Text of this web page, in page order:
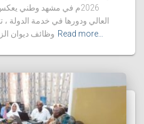
2026م في مشهد وطني
العالي ودورها في خدمة الدولة ،
وظائف ديوان Read more…